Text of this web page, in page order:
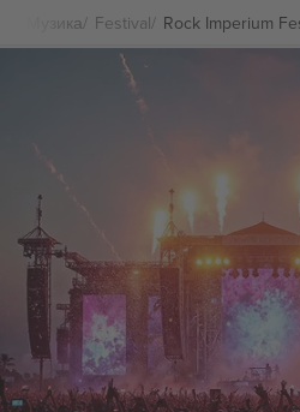
Музика Festival Rock Imperium